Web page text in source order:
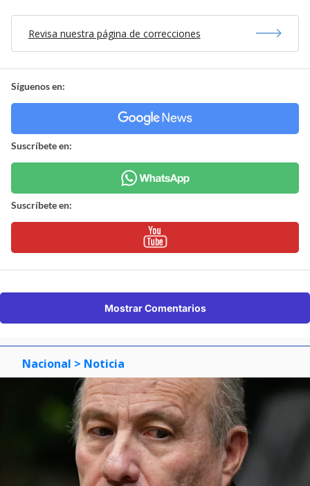
Revisa nuestra página de correcciones
Síguenos en:
Suscríbete en:
Suscríbete en:
Mostrar Comentarios
Nacional > Noticia